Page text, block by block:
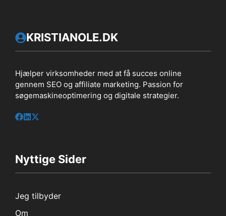
KRISTIANOLE.DK
Hjælper virksomheder med at få succes online
gennem SEO og affiliate marketing. Passion for
søgemaskineoptimering og digitale strategier.
Nyttige Sider
Jeg tilbyder
Om